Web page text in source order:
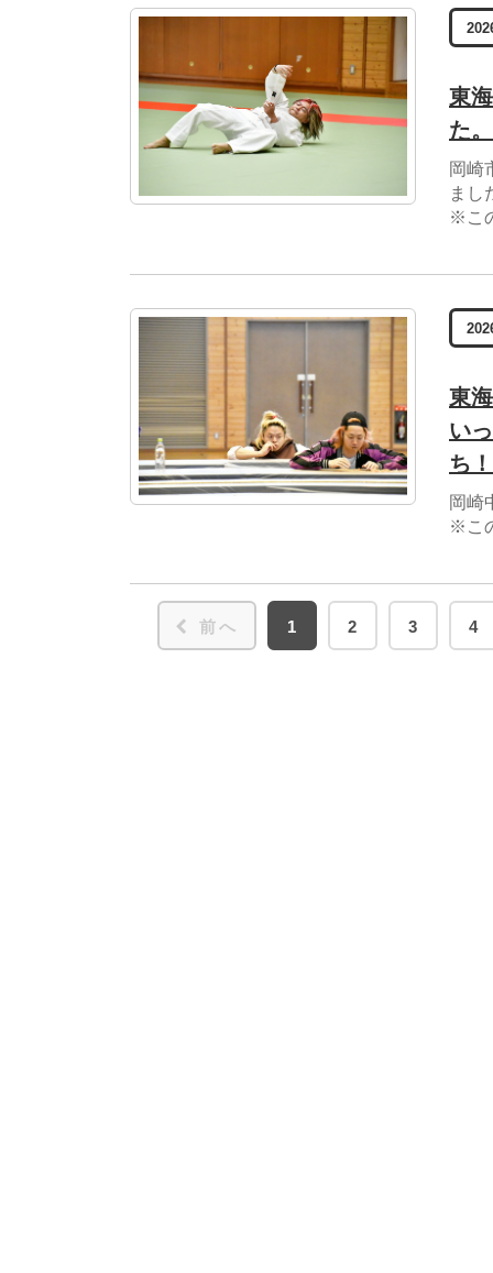
東
た
岡崎
まし
※こ
東
い
ち
岡崎
※こ
前へ 1 2 3 4